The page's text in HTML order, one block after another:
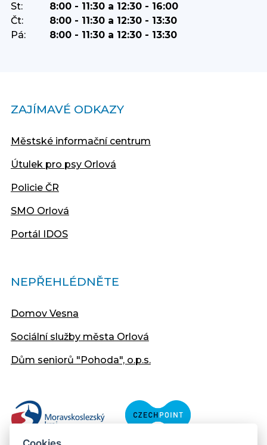
St:
8:00 - 11:30 a 12:30 - 16:00
Čt:
8:00 - 11:30 a 12:30 - 13:30
Pá:
8:00 - 11:30 a 12:30 - 13:30
ZAJÍMAVÉ ODKAZY
Městské informační centrum
Útulek pro psy Orlová
Policie ČR
SMO Orlová
Portál IDOS
NEPŘEHLÉDNĚTE
Domov Vesna
Sociální služby města Orlová
Dům seniorů "Pohoda", o.p.s.